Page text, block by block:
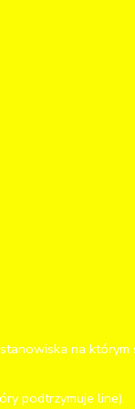
na którym
podtrzymuje line).